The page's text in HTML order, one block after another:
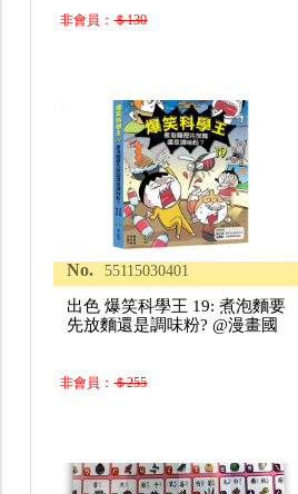
非會員：＄130
No. 55115030401
出色 爆笑科學王 19: 煮泡麵要
先放麵還是調味粉? @漫畫國
非會員：＄255